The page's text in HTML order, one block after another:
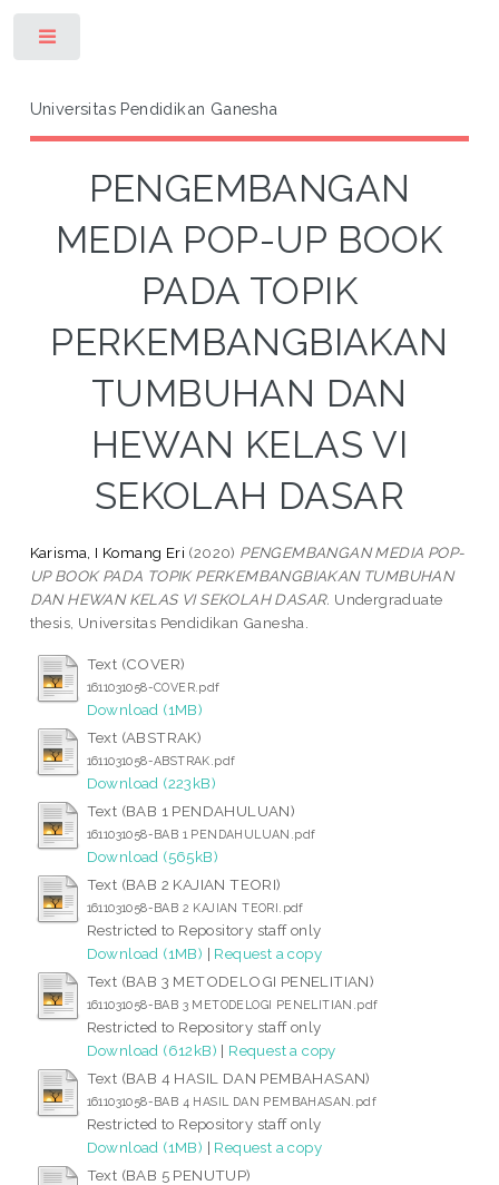
Universitas Pendidikan Ganesha
PENGEMBANGAN
MEDIA POP-UP BOOK
PADA TOPIK
PERKEMBANGBIAKAN
TUMBUHAN DAN
HEWAN KELAS VI
SEKOLAH DASAR
Karisma, I Komang Eri (2020) PENGEMBANGAN MEDIA POP-
UP BOOK PADA TOPIK PERKEMBANGBIAKAN TUMBUHAN
DAN HEWAN KELAS VI SEKOLAH DASAR. Undergraduate
thesis, Universitas Pendidikan Ganesha.
Text (COVER)
1611031058-COVER.pdf
Download (1MB)
Text (ABSTRAK)
1611031058-ABSTRAK.pdf
Download (223kB)
Text (BAB 1 PENDAHULUAN)
1611031058-BAB 1 PENDAHULUAN.pdf
Download (565kB)
Text (BAB 2 KAJIAN TEORI)
1611031058-BAB 2 KAJIAN TEORI.pdf
Restricted to Repository staff only
Download (1MB) | Request a copy
Text (BAB 3 METODELOGI PENELITIAN)
1611031058-BAB 3 METODELOGI PENELITIAN.pdf
Restricted to Repository staff only
Download (612kB) | Request a copy
Text (BAB 4 HASIL DAN PEMBAHASAN)
1611031058-BAB 4 HASIL DAN PEMBAHASAN.pdf
Restricted to Repository staff only
Download (1MB) | Request a copy
Text (BAB 5 PENUTUP)